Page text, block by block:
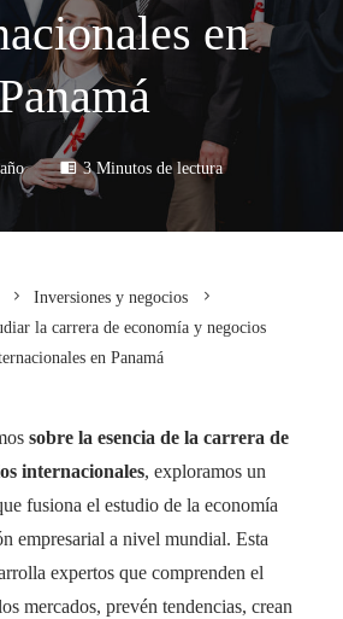
en
3 Minutos de lectura
Inversiones y negocios
la carrera de economía y negocios
en Panamá
sobre la esencia de la carrera de
internacionales, exploramos un
fusiona el estudio de la economía
empresarial a nivel mundial. Esta
expertos que comprenden el
mercados, prevén tendencias, crean